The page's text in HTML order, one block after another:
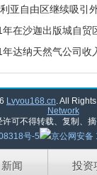
Lvyou168.cn. All
Network
许可不得转载、复制、
号-5
京公网安备
新闻 投资